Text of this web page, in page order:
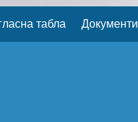
табла Документи